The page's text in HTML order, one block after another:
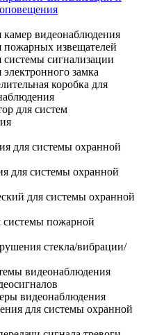
камер видеонаблюдения
пожарных извещателей
системы сигнализации
замка
коробка для
для систем
для системы охранной
для системы охранной
для системы охранной
системы пожарной
стекла/вибрации/
видеонаблюдения
видеонаблюдения
для системы охранной